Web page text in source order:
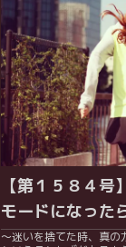
【第１５８４
モードになった
～迷いを捨てた時、真の力が解き放